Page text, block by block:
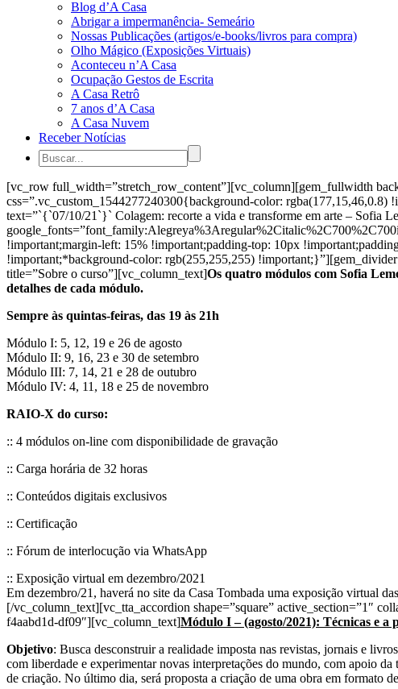
Blog d’A Casa
Abrigar a impermanência- Semeário
Nossas Publicações (artigos/e-books/livros para compra)
Olho Mágico (Exposições Virtuais)
Aconteceu n’A Casa
Ocupação Gestos de Escrita
A Casa Retrô
7 anos d’A Casa
A Casa Nuvem
Receber Notícias
[vc_row full_width=”stretch_row_content”][vc_column][gem_fullwidth
css=”.vc_custom_1544277240300{background-color:
text=”`{`07/10/21`}` Colagem: recorte a vida e transforme em arte – Sofia
!important;margin-left: 15% !important;padding-top: 10px
!important;*background-color: rgb(255,255,255)
title=”Sobre o curso”][vc_column_text]Os quatro módulos com Sofia
detalhes de cada módulo.
Sempre às quintas-feiras, das 19 às 21h
Módulo I: 5, 12, 19 e 26 de agosto
Módulo II: 9, 16, 23 e 30 de setembro
Módulo III: 7, 14, 21 e 28 de outubro
Módulo IV: 4, 11, 18 e 25 de novembro
RAIO-X do curso:
:: 4 módulos on-line com disponibilidade de gravação
:: Carga horária de 32 horas
:: Conteúdos digitais exclusivos
:: Certificação
:: Fórum de interlocução via WhatsApp
:: Exposição virtual em dezembro/2021
Em dezembro/21, haverá no site da Casa Tombada uma exposição virtual
[/vc_column_text][vc_tta_accordion shape=”square” active_section=”1″
f4aabd1d-df09″][vc_column_text]Módulo I – (agosto/2021): Técnicas e a
Objetivo: Busca desconstruir a realidade imposta nas revistas, jornais e
com liberdade e experimentar novas interpretações do mundo, com apoio
de criação. No último dia, será proposta a criação de uma obra em formato